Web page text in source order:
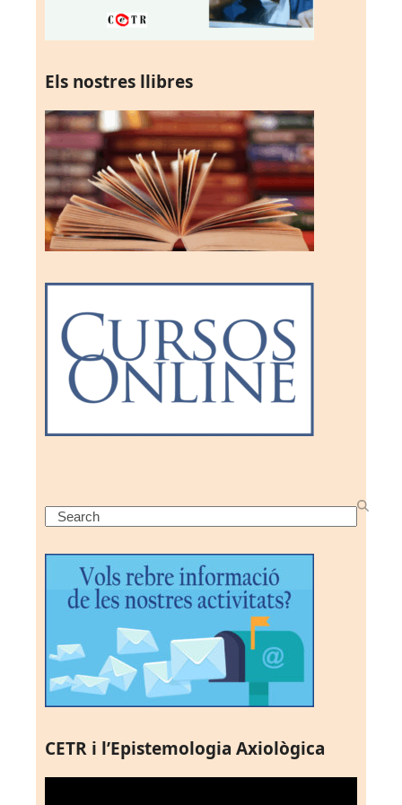
Els nostres llibres
Search
CETR i l’Epistemologia Axiològica